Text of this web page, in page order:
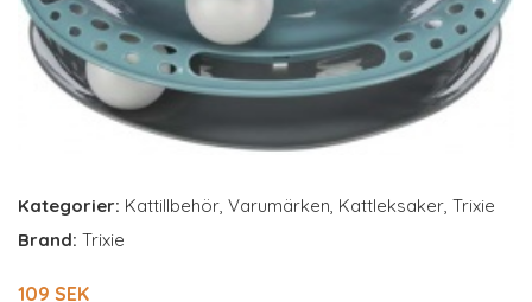
Kategorier: Kattillbehör, Varumärken, Kattleksaker, Trixie
Brand: Trixie
109 SEK